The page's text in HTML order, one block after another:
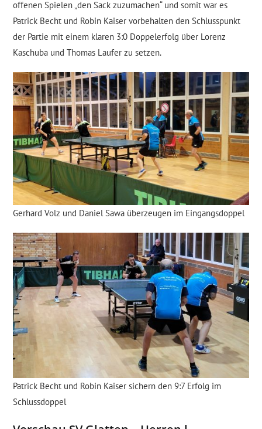
offenen Spielen „den Sack zuzumachen“ und somit war es
Patrick Becht und Robin Kaiser vorbehalten den Schlusspunkt
der Partie mit einem klaren 3:0 Doppelerfolg über Lorenz
Kaschuba und Thomas Laufer zu setzen.
Gerhard Volz und Daniel Sawa überzeugen im Eingangsdoppel
Patrick Becht und Robin Kaiser sichern den 9:7 Erfolg im
Schlussdoppel